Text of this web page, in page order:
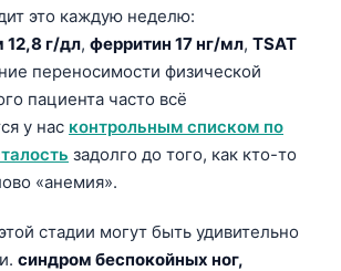
это каждую неделю:
12,8 г/дл, ферритин 17 нг/мл, TSAT
переносимости физической
пациента часто всё
у нас контрольным списком по
задолго до того, как кто-то
«анемия».
стадии могут быть удивительно
синдром беспокойных ног,